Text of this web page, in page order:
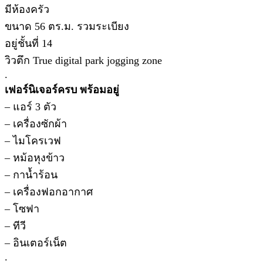
มีห้องครัว
ขนาด 56 ตร.ม. รวมระเบียง
อยู่ชั้นที่ 14
วิวตึก True digital park jogging zone
.
เฟอร์นิเจอร์ครบ พร้อมอยู่
– แอร์ 3 ตัว
– เครื่องซักผ้า
– ไมโครเวฟ
– หม้อหุงข้าว
– กาน้ำร้อน
– เครื่องฟอกอากาศ
– โซฟา
– ทีวี
– อินเตอร์เน็ต
.